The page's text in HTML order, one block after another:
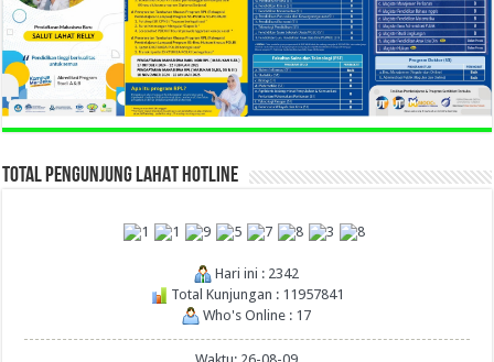
TOTAL PENGUNJUNG LAHAT HOTLINE
Hari ini : 2342
Total Kunjungan : 11957841
Who's Online : 17